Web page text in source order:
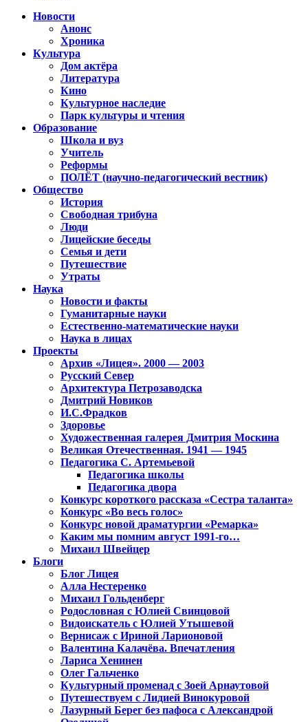
Новости
Анонс
Хроника
Культура
Дом актёра
Литература
Кино
Культурное наследие
Парк культуры и чтения
Образование
Школа и вуз
Учитель
Реформы
ПОЛЁТ (научно-педагогический вестник)
Общество
История
Свободная трибуна
Люди
Лицейские беседы
Семья и дети
Путешествие
Утраты
Наука
Новости и факты
Гуманитарные науки
Естественно-математические науки
Наука в лицах
Проекты
Архив «Лицея». 2000 — 2003
Русский Север
Архитектура Петрозаводска
Дмитрий Новиков
И.С.Фрадков
Здоровье
Художественная галерея Дмитрия Москина
Великая Отечественная. 1941 — 1945
Педагогика С. Артемьевой
Педагогика школы
Педагогика двора
Конкурс короткого рассказа «Сестра таланта»
Конкурс «Во весь голос»
Конкурс новой драматургии «Ремарка»
Каким мы помним август 1991-го…
Михаил Швейцер
Блоги
Блог Лицея
Алла Нестеренко
Михаил Гольденберг
Родословная с Юлией Свинцовой
Видоискатель с Юлией Утышевой
Вернисаж с Ириной Ларионовой
Валентина Калачёва. Впечатления
Лариса Хенинен
Олег Гальченко
Культурный променад с Зоей Арнаутовой
Путешествуем с Лидией Винокуровой
Лазурный Берег без пафоса с Александрой